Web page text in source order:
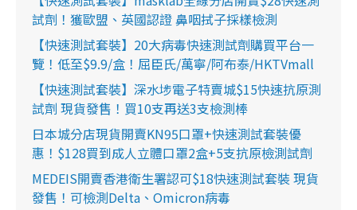
試劑！獲歐盟、英國認證 鼻咽拭子採樣檢測
【快速測試套裝】20大病毒快速測試劑購買平台一
覽！低至$9.9/盒！屈臣氏/萬寧/阿布泰/HKTVmall
【快速測試套裝】深水埗電子特賣城$15快速抗原測
試劑 現貨發售！買10支再送3支檢測棒
日本城分店現貨開賣KN95口罩+快速測試套裝優
惠！$128買到成人立體口罩2盒+5支抗原檢測試劑
MEDEIS開賣香港衛生署認可$18快速測試套裝 現貨
發售！可檢測Delta、Omicron病毒